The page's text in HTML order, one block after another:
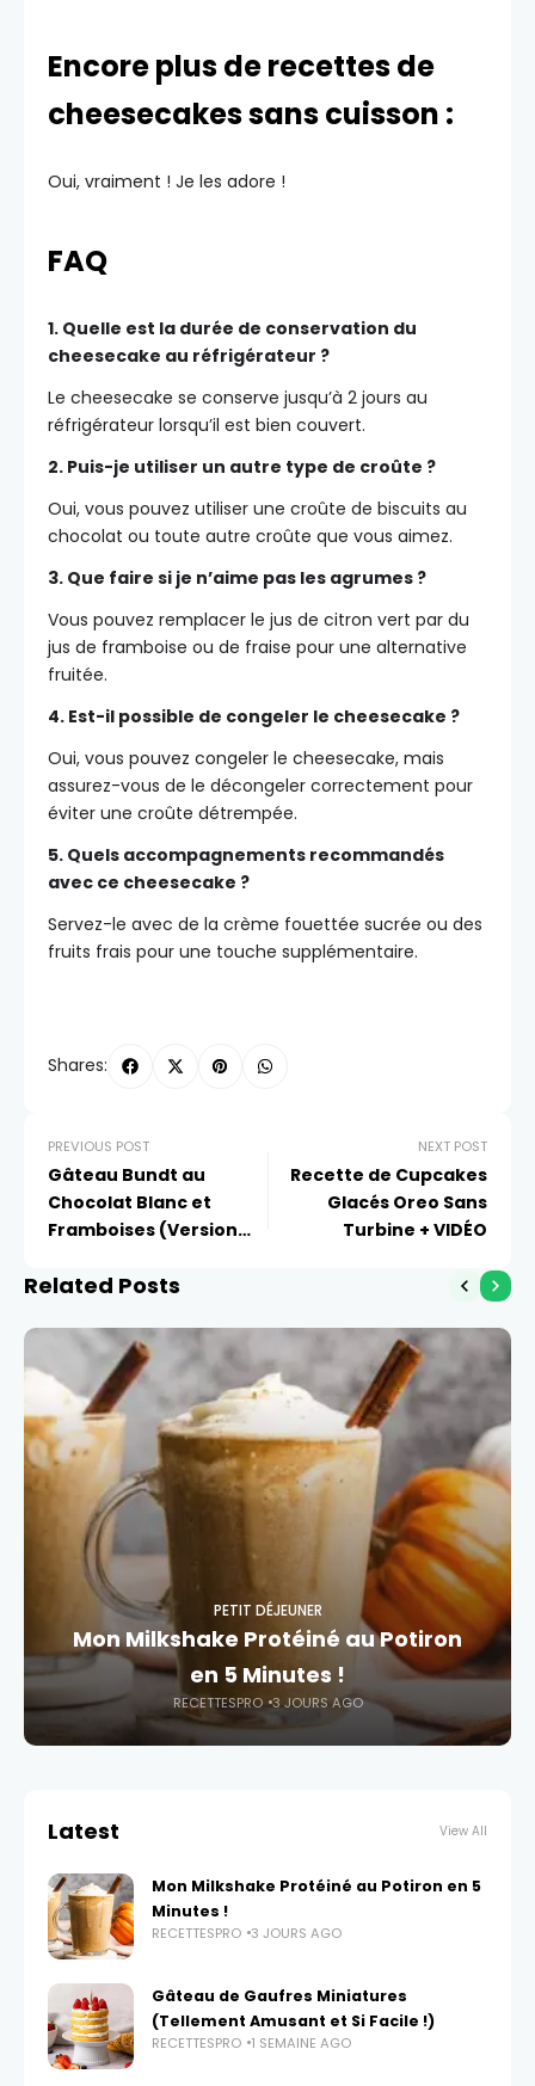
Encore plus de recettes de
cheesecakes sans cuisson :
Oui, vraiment ! Je les adore !
FAQ
1. Quelle est la durée de conservation du
cheesecake au réfrigérateur ?
Le cheesecake se conserve jusqu’à 2 jours au
réfrigérateur lorsqu’il est bien couvert.
2. Puis-je utiliser un autre type de croûte ?
Oui, vous pouvez utiliser une croûte de biscuits au
chocolat ou toute autre croûte que vous aimez.
3. Que faire si je n’aime pas les agrumes ?
Vous pouvez remplacer le jus de citron vert par du
jus de framboise ou de fraise pour une alternative
fruitée.
4. Est-il possible de congeler le cheesecake ?
Oui, vous pouvez congeler le cheesecake, mais
assurez-vous de le décongeler correctement pour
éviter une croûte détrempée.
5. Quels accompagnements recommandés
avec ce cheesecake ?
Servez-le avec de la crème fouettée sucrée ou des
fruits frais pour une touche supplémentaire.
Shares:
PREVIOUS POST
Gâteau Bundt au
Chocolat Blanc et
Framboises (Version
NEXT POST
Recette de Cupcakes
Glacés Oreo Sans
Turbine + VIDÉO
Related Posts
PETIT DÉJEUNER
Mon Milkshake Protéiné au Potiron
en 5 Minutes !
RECETTESPRO 3 JOURS AGO
Latest View All
Mon Milkshake Protéiné au Potiron en 5
Minutes !
RECETTESPRO 3 JOURS AGO
Gâteau de Gaufres Miniatures
(Tellement Amusant et Si Facile !)
RECETTESPRO 1 SEMAINE AGO